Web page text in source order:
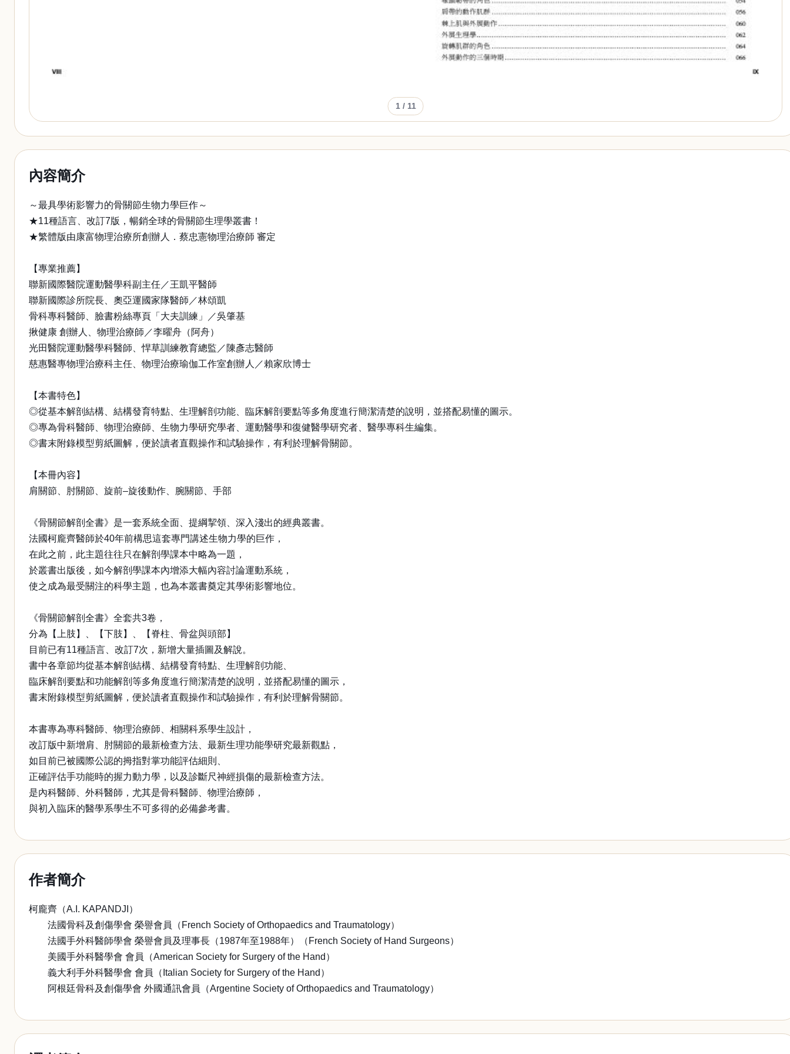
1/ 11
內容簡介
～最具學術影響力的骨關節生物力學巨作～
★11種語言、改訂7版，暢銷全球的骨關節生理學叢書！
★繁體版由康富物理治療所創辦人．蔡忠憲物理治療師 審定
【專業推薦】
聯新國際醫院運動醫學科副主任／王凱平醫師
聯新國際診所院長、奧亞運國家隊醫師／林頌凱
骨科專科醫師、臉書粉絲專頁「大夫訓練」／吳肇基
揪健康 創辦人、物理治療師／李曜舟（阿舟）
光田醫院運動醫學科醫師、悍草訓練教育總監／陳彥志醫師
慈惠醫專物理治療科主任、物理治療瑜伽工作室創辦人／賴家欣博士
【本書特色】
◎從基本解剖結構、結構發育特點、生理解剖功能、臨床解剖要點等多角度進行簡潔清楚的說明，並搭配易懂的圖示。
◎專為骨科醫師、物理治療師、生物力學研究學者、運動醫學和復健醫學研究者、醫學專科生編集。
◎書末附錄模型剪紙圖解，便於讀者直觀操作和試驗操作，有利於理解骨關節。
【本冊內容】
肩關節、肘關節、旋前–旋後動作、腕關節、手部
《骨關節解剖全書》是一套系統全面、提綱挈領、深入淺出的經典叢書。
法國柯龐齊醫師於40年前構思這套專門講述生物力學的巨作，
在此之前，此主題往往只在解剖學課本中略為一題，
於叢書出版後，如今解剖學課本內增添大幅內容討論運動系統，
使之成為最受關注的科學主題，也為本叢書奠定其學術影響地位。
《骨關節解剖全書》全套共3卷，
分為【上肢】、【下肢】、【脊柱、骨盆與頭部】
目前已有11種語言、改訂7次，新增大量插圖及解說。
書中各章節均從基本解剖結構、結構發育特點、生理解剖功能、
臨床解剖要點和功能解剖等多角度進行簡潔清楚的說明，並搭配易懂的圖示，
書末附錄模型剪紙圖解，便於讀者直觀操作和試驗操作，有利於理解骨關節。
本書專為專科醫師、物理治療師、相關科系學生設計，
改訂版中新增肩、肘關節的最新檢查方法、最新生理功能學研究最新觀點，
如目前已被國際公認的拇指對掌功能評估細則、
正確評估手功能時的握力動力學，以及診斷尺神經損傷的最新檢查方法。
是內科醫師、外科醫師，尤其是骨科醫師、物理治療師，
與初入臨床的醫學系學生不可多得的必備參考書。
作者簡介
柯龐齊（A.I. KAPANDJI）
法國骨科及創傷學會 榮譽會員（French Society of Orthopaedics and Traumatology）
法國手外科醫師學會 榮譽會員及理事長（1987年至1988年）（French Society of Hand Surgeons）
美國手外科醫學會 會員（American Society for Surgery of the Hand）
義大利手外科醫學會 會員（Italian Society for Surgery of the Hand）
阿根廷骨科及創傷學會 外國通訊會員（Argentine Society of Orthopaedics and Traumatology）